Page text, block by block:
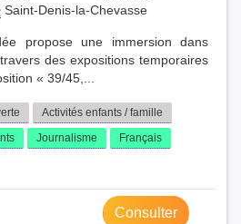
Saint-Denis-la-Chevasse
propose une immersion dans
des expositions temporaires
« 39/45,...
Activités enfants / famille
Journalisme
Français
Consulter